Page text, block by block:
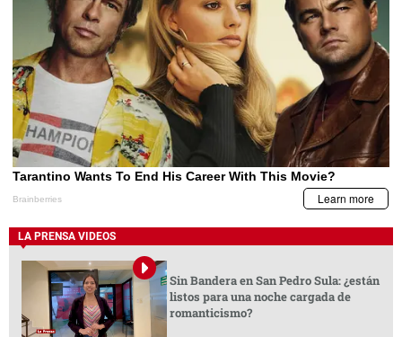
LA PRENSA VIDEOS
Sin Bandera en San Pedro Sula: ¿están
listos para una noche cargada de
romanticismo?